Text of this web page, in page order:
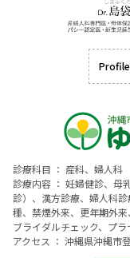
Profile
診療科目 ： 産科、婦人科
診療内容 ： 妊婦健診、母
診）、漢方診療、婦人科
種、禁煙外来、更年期外来
ブライダルチェック、プ
アクセス ： 沖縄県沖縄市